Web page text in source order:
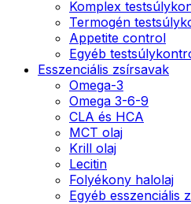
Komplex
Termogén
Appetite control
Egyéb
Esszenciális zsírsavak
Omega-3
Omega 3-6-9
CLA és HCA
MCT olaj
Krill olaj
Lecitin
Folyékony halolaj
Egyéb esszenciális